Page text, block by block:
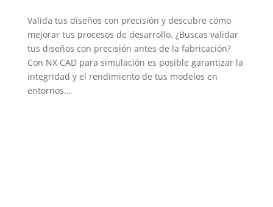
Valida tus diseños con precisión y descubre cómo
mejorar tus procesos de desarrollo. ¿Buscas validar
tus diseños con precisión antes de la fabricación?
Con NX CAD para simulación es posible garantizar la
integridad y el rendimiento de tus modelos en
entornos...